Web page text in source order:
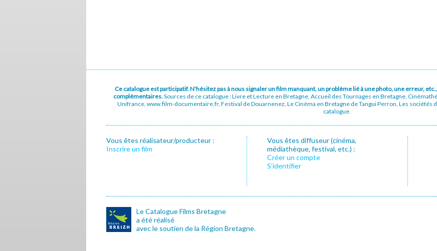
Ce catalogue est participatif. N'hésitez pas à nous signaler un film manquant, un problème lié à une photo, une erreur,
complémentaires.Sources de ce catalogue : Livre et Lecture en Bretagne, Accueil des Tournages en Bretagne,
Unifrance, www.film-documentaire.fr, Festival de Douarnenez, Le Cinéma en Bretagne de Tangui Perron, Les sociétés
catalogue.
Vous êtes réalisateur/producteur :
Inscrire un film
Vous êtes diffuseur (cinéma,
médiathèque, festival, etc.) :
Créer un compte
S’identifier
Le Catalogue Films Bretagne
a été réalisé
avec le soutien de la Région Bretagne.